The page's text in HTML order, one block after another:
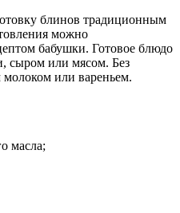
блинов традиционным
можно
бабушки. Готовое блюдо
сыром или мясом. Без
или вареньем.
масла;